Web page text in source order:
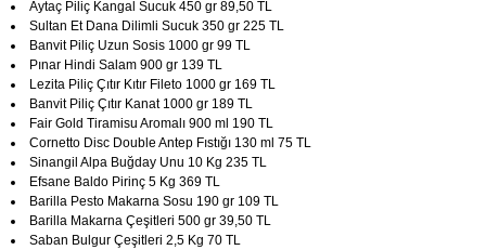
Aytaç Piliç Kangal Sucuk 450 gr 89,50 TL
Sultan Et Dana Dilimli Sucuk 350 gr 225 TL
Banvit Piliç Uzun Sosis 1000 gr 99 TL
Pınar Hindi Salam 900 gr 139 TL
Lezita Piliç Çıtır Kıtır Fileto 1000 gr 169 TL
Banvit Piliç Çıtır Kanat 1000 gr 189 TL
Fair Gold Tiramisu Aromalı 900 ml 190 TL
Cornetto Disc Double Antep Fıstığı 130 ml 75 TL
Sinangil Alpa Buğday Unu 10 Kg 235 TL
Efsane Baldo Pirinç 5 Kg 369 TL
Barilla Pesto Makarna Sosu 190 gr 109 TL
Barilla Makarna Çeşitleri 500 gr 39,50 TL
Saban Bulgur Çeşitleri 2,5 Kg 70 TL